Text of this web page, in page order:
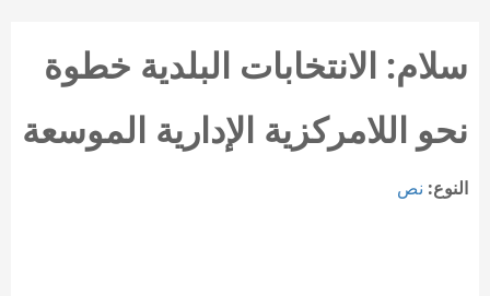
سلام: الانتخابات البلدية خطوة
نحو اللامركزية الإدارية الموسعة
النوع: نص